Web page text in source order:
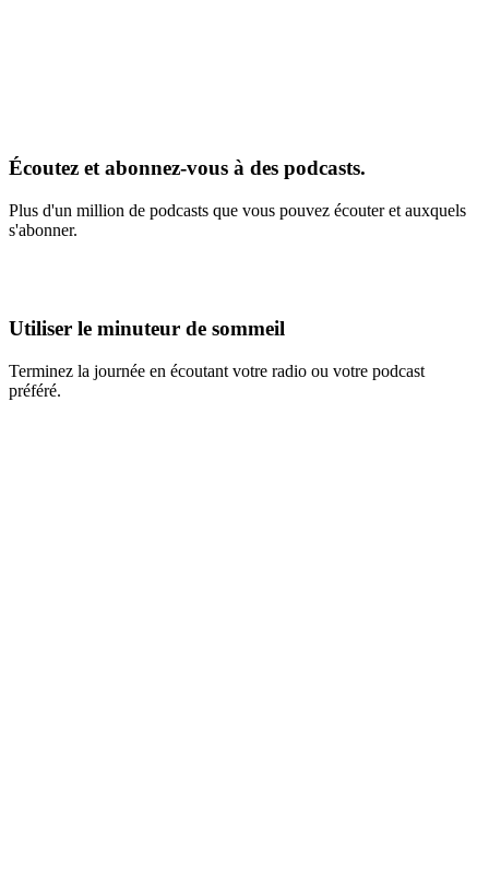
Écoutez et abonnez-vous à des podcasts.
Plus d'un million de podcasts que vous pouvez écouter et auxquels
s'abonner.
Utiliser le minuteur de sommeil
Terminez la journée en écoutant votre radio ou votre podcast
préféré.